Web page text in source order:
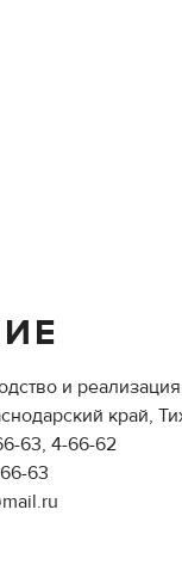
и
край,
63, 4-66-62
63